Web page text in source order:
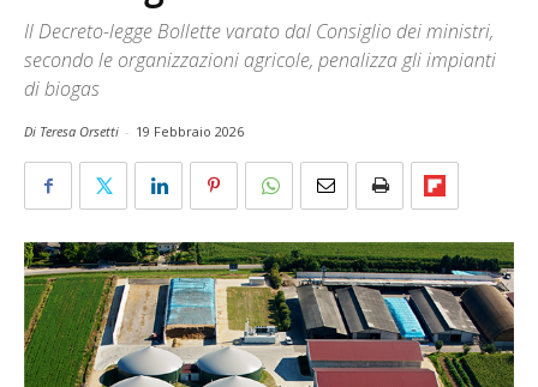
Il Decreto-legge Bollette varato dal Consiglio dei ministri,
secondo le organizzazioni agricole, penalizza gli impianti
di biogas
Di Teresa Orsetti - 19 Febbraio 2026